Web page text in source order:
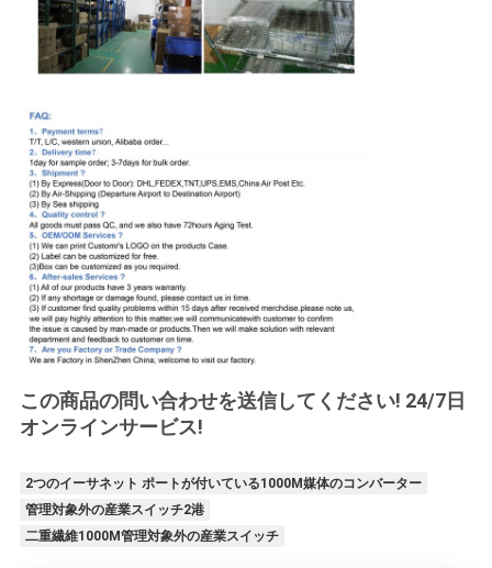
この商品の問い合わせを送信してください! 24/7日
オンラインサービス!
2つのイーサネット ポートが付いている1000M媒体のコンバーター
管理対象外の産業スイッチ2港
二重繊維1000M管理対象外の産業スイッチ